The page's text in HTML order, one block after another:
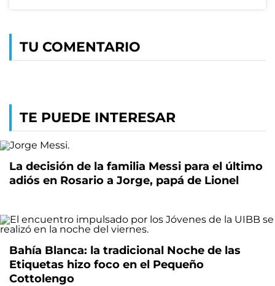
TU COMENTARIO
TE PUEDE INTERESAR
La decisión de la familia Messi para el último
adiós en Rosario a Jorge, papá de Lionel
Bahía Blanca: la tradicional Noche de las
Etiquetas hizo foco en el Pequeño
Cottolengo